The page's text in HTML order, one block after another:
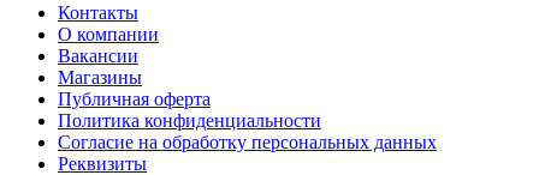
Контакты
О компании
Вакансии
Магазины
Публичная оферта
Политика конфиденциальности
Согласие на обработку персональных данных
Реквизиты